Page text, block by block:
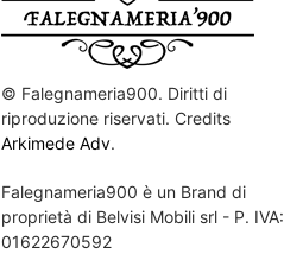
© Falegnameria900. Diritti di
riproduzione riservati. Credits
Arkimede Adv.
Falegnameria900 è un Brand di
proprietà di Belvisi Mobili srl - P. IVA:
01622670592